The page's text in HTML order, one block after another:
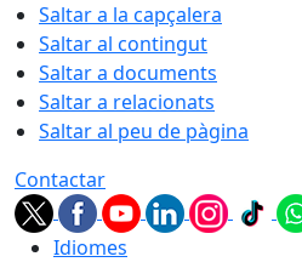
Saltar a la capçalera
Saltar al contingut
Saltar a documents
Saltar a relacionats
Saltar al peu de pàgina
Contactar
Idiomes